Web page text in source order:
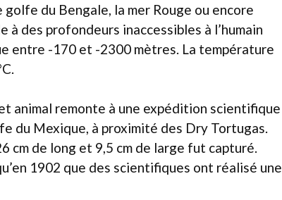
du Bengale, la mer Rouge ou encore
à des profondeurs inaccessibles à l’humain
entre -170 et -2300 mètres. La température
animal remonte à une expédition scientifique
du Mexique, à proximité des Dry Tortugas.
cm de long et 9,5 cm de large fut capturé.
1902 que des scientifiques ont réalisé une